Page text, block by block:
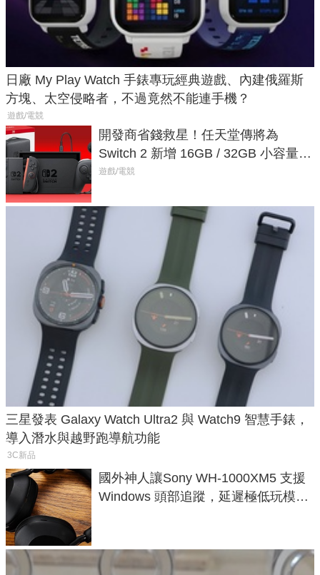
日廠 My Play Watch 手錶專玩經典遊戲、內建俄羅斯
方塊、太空侵略者，不過竟然不能連手機？
遊戲/電競
開發商省錢救星！任天堂傳將為
Switch 2 新增 16GB / 32GB 小容量遊
戲卡的選擇
遊戲/電競
三星發表 Galaxy Watch Ultra2 與 Watch9 智慧手錶，
導入潛水與越野跑導航功能
3C新品
國外神人讓Sony WH-1000XM5 支援
Windows 頭部追蹤，延遲極低玩模擬